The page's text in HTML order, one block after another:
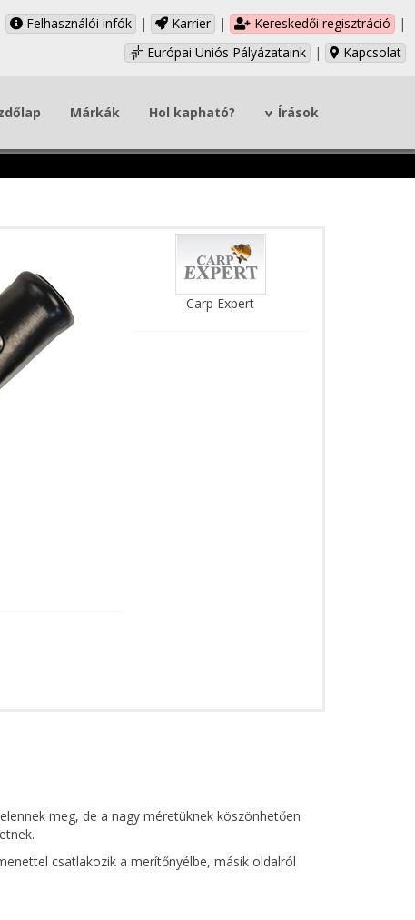
Felhasználói infók | Karrier | Kereskedői regisztráció
|
Európai Uniós Pályázataink
| Kapcsolat
Márkák Hol kapható? Írások
Carp Expert
meg, de a nagy méretüknek köszönhetően
csatlakozik a merítőnyélbe, másik oldalról
található külön hálók mindegyikével